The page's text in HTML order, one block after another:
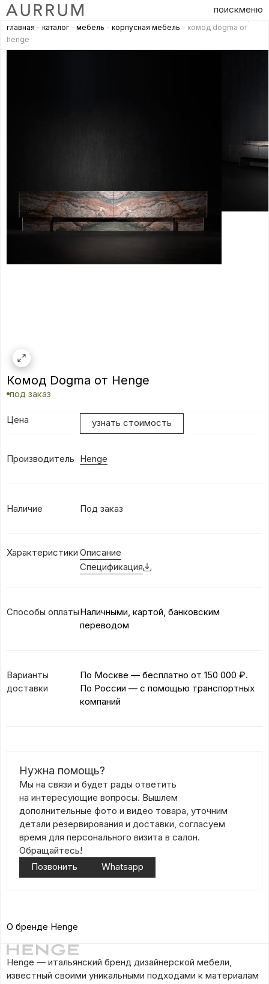
поискменю
главная - каталог - мебель - корпусная мебель - комод dogma от
henge
Комод Dogma от Henge
под заказ
Цена узнать стоимость
Производитель Henge
Наличие Под заказ
Характеристики Описание
Спецификация
Способы оплатыНаличными, картой, банковским
переводом
Варианты
доставки
По Москве — бесплатно от 150 000 ₽.
По России — с помощью транспортных
компаний
Нужна помощь?
Мы на связи и будет рады ответить
на интересующие вопросы. Вышлем
дополнительные фото и видео товара, уточним
детали резервирования и доставки, согласуем
время для персонального визита в салон.
Обращайтесь!
Позвонить
Whatsapp
О бренде Henge
Henge — итальянский бренд дизайнерской мебели,
известный своими уникальными подходами к материалам